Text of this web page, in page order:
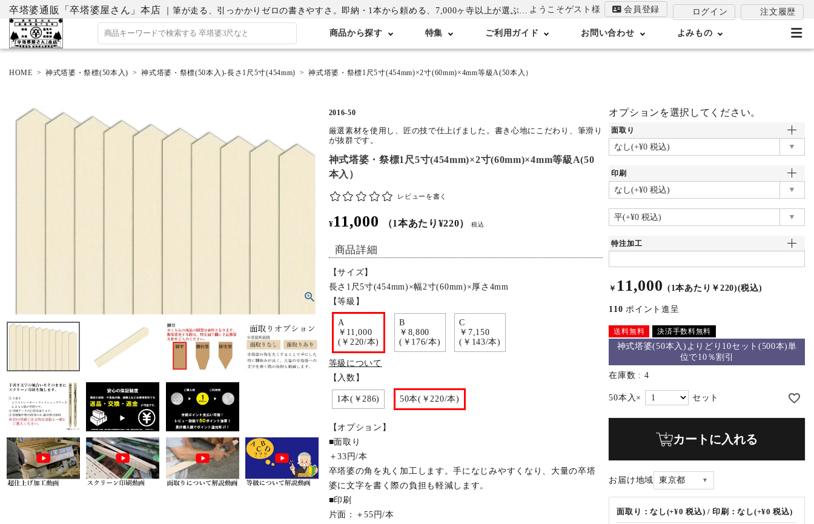
卒塔婆通販「卒塔婆屋さん」本店 ｜筆が走る、引っかかりゼロの書きやすさ。即納・1本から頼める、7,000ヶ寺以上が選ぶ卒塔婆専門店 ようこそゲスト様 会員登録 ログイン 注文履歴
商品から探す 特集 ご利用ガイド お問い合わせ よみもの
ACCOUNT MENU
会員メニュー
ご利用ガイド
お問い合わせ
よみもの
ご購入履歴・再注文
HOME 神式塔婆・祭標(50本入) 神式塔婆・祭標(50本入)-長さ1尺5寸(454mm) 神式塔婆・祭標1尺5寸(454mm)×2寸(60mm)×4mm等級A(50本入）
2016-50
厳選素材を使用し、匠の技で仕上げました。書き心地にこだわり、筆滑り
が抜群です。
神式塔婆・祭標1尺5寸(454mm)×2寸(60mm)×4mm等級A(50
本入）
レビューを書く
¥11,000 （1本あたり¥220） 税込
商品詳細
【サイズ】
長さ1尺5寸(454mm)×幅2寸(60mm)×厚さ4mm
【等級】
A
￥11,000
(￥220/本)
B
￥8,800
(￥176/本)
C
￥7,150
(￥143/本)
等級について
【入数】
1本(￥286) 50本(￥220/本)
【オプション】
■面取り
＋33円/本
卒塔婆の角を丸く加工します。手になじみやすくなり、大量の卒塔
婆に文字を書く際の負担も軽減します。
■印刷
片面：＋55円/本
オプションを選択してください。
面取り
印刷
特注加工
￥ 11,000 (1本あたり￥220)(税込)
110 ポイント進呈
送料無料 決済手数料無料
神式塔婆(50本入)よりどり10セット(500本)単
位で10％割引
在庫数
4
カートに入れる
お届け地域 東京都
面取り：なし(+¥0 税込) / 印刷：なし(+¥0 税込)